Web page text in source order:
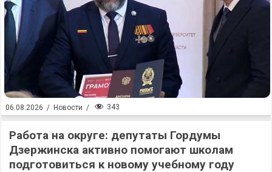
06.08.2026 / Новости / 343
Работа на округе: депутаты Гордумы
Дзержинска активно помогают школам
подготовиться к новому учебному году